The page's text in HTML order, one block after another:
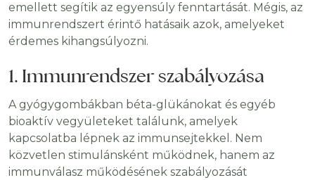
emellett segítik az egyensúly fenntartását. Mégis, az
immunrendszert érintő hatásaik azok, amelyeket
érdemes kihangsúlyozni.
1. Immunrendszer szabályozása
A gyógygombákban béta-glükánokat és egyéb
bioaktív vegyületeket találunk, amelyek
kapcsolatba lépnek az immunsejtekkel. Nem
közvetlen stimulánsként működnek, hanem az
immunválasz működésének szabályozását